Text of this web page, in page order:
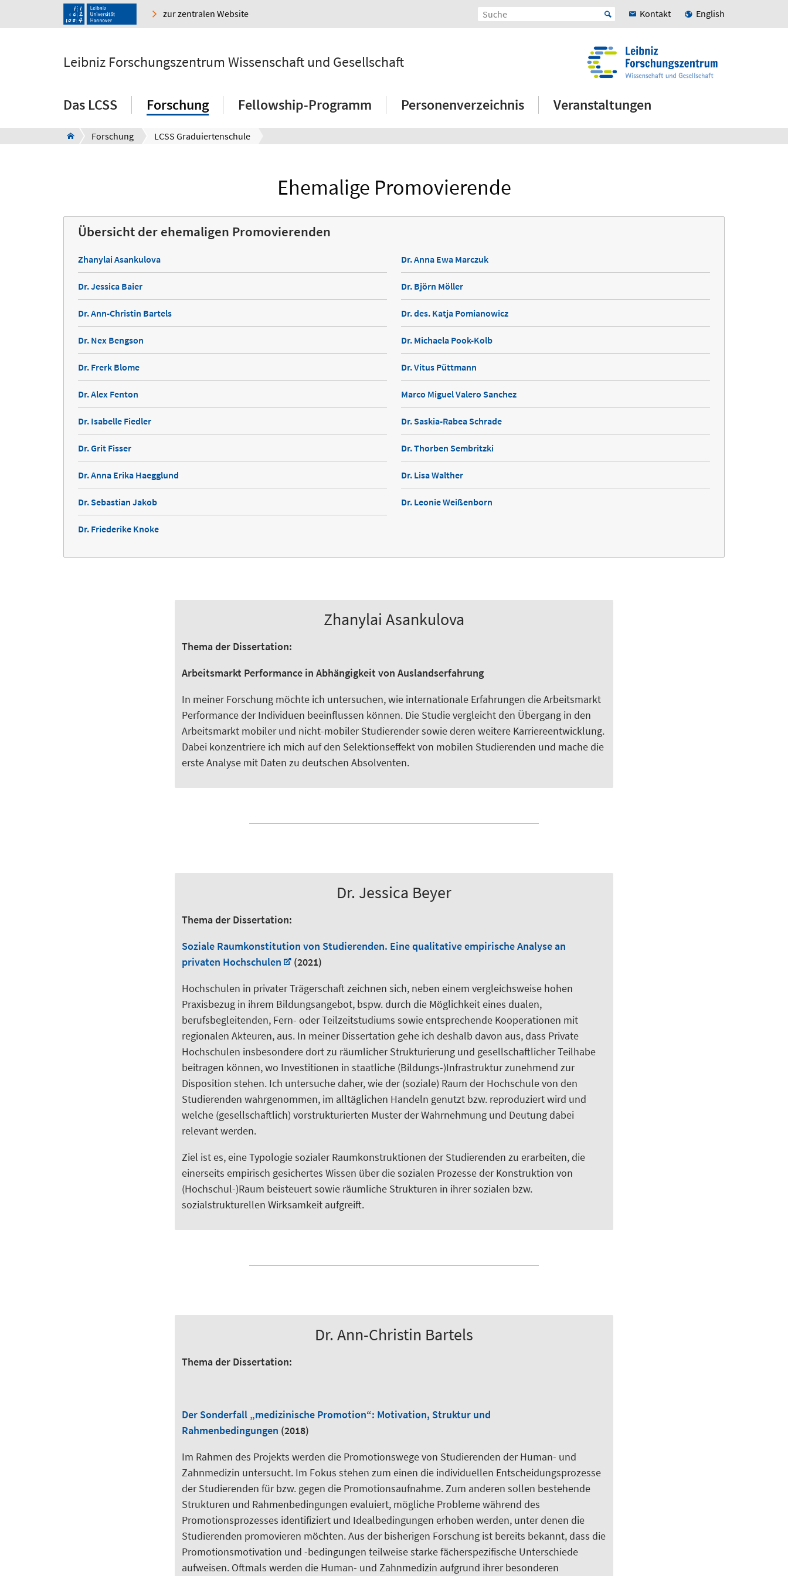
zur zentralen Website Kontakt English
Leibniz Forschungszentrum Wissenschaft und Gesellschaft
Das LCSS Forschung Fellowship-Programm Personenverzeichnis Veranstaltungen
Forschung LCSS Graduiertenschule
Ehemalige Promovierende
Übersicht der ehemaligen Promovierenden
Zhanylai Asankulova
Dr. Jessica Baier
Dr. Ann-Christin Bartels
Dr. Nex Bengson
Dr. Frerk Blome
Dr. Alex Fenton
Dr. Isabelle Fiedler
Dr. Grit Fisser
Dr. Anna Erika Haegglund
Dr. Sebastian Jakob
Dr. Friederike Knoke
Dr. Anna Ewa Marczuk
Dr. Björn Möller
Dr. des. Katja Pomianowicz
Dr. Michaela Pook-Kolb
Dr. Vitus Püttmann
Marco Miguel Valero Sanchez
Dr. Saskia-Rabea Schrade
Dr. Thorben Sembritzki
Dr. Lisa Walther
Dr. Leonie Weißenborn
Zhanylai Asankulova
Thema der Dissertation:
Arbeitsmarkt Performance in Abhängigkeit von Auslandserfahrung
In meiner Forschung möchte ich untersuchen, wie internationale Erfahrungen die Arbeitsmarkt
Performance der Individuen beeinflussen können. Die Studie vergleicht den Übergang in den
Arbeitsmarkt mobiler und nicht-mobiler Studierender sowie deren weitere Karriereentwicklung.
Dabei konzentriere ich mich auf den Selektionseffekt von mobilen Studierenden und mache die
erste Analyse mit Daten zu deutschen Absolventen.
Dr. Jessica Beyer
Thema der Dissertation:
Soziale Raumkonstitution von Studierenden. Eine qualitative empirische Analyse an
privaten Hochschulen
(2021)
Hochschulen in privater Trägerschaft zeichnen sich, neben einem vergleichsweise hohen
Praxisbezug in ihrem Bildungsangebot, bspw. durch die Möglichkeit eines dualen,
berufsbegleitenden, Fern- oder Teilzeitstudiums sowie entsprechende Kooperationen mit
regionalen Akteuren, aus. In meiner Dissertation gehe ich deshalb davon aus, dass Private
Hochschulen insbesondere dort zu räumlicher Strukturierung und gesellschaftlicher Teilhabe
beitragen können, wo Investitionen in staatliche (Bildungs-)Infrastruktur zunehmend zur
Disposition stehen. Ich untersuche daher, wie der (soziale) Raum der Hochschule von den
Studierenden wahrgenommen, im alltäglichen Handeln genutzt bzw. reproduziert wird und
welche (gesellschaftlich) vorstrukturierten Muster der Wahrnehmung und Deutung dabei
relevant werden.
Ziel ist es, eine Typologie sozialer Raumkonstruktionen der Studierenden zu erarbeiten, die
einerseits empirisch gesichertes Wissen über die sozialen Prozesse der Konstruktion von
(Hochschul-)Raum beisteuert sowie räumliche Strukturen in ihrer sozialen bzw.
sozialstrukturellen Wirksamkeit aufgreift.
Dr. Ann-Christin Bartels
Thema der Dissertation:
Der Sonderfall „medizinische Promotion“: Motivation, Struktur und
Rahmenbedingungen (2018)
Im Rahmen des Projekts werden die Promotionswege von Studierenden der Human- und
Zahnmedizin untersucht. Im Fokus stehen zum einen die individuellen Entscheidungsprozesse
der Studierenden für bzw. gegen die Promotionsaufnahme. Zum anderen sollen bestehende
Strukturen und Rahmenbedingungen evaluiert, mögliche Probleme während des
Promotionsprozesses identifiziert und Idealbedingungen erhoben werden, unter denen die
Studierenden promovieren möchten. Aus der bisherigen Forschung ist bereits bekannt, dass die
Promotionsmotivation und -bedingungen teilweise starke fächerspezifische Unterschiede
aufweisen. Oftmals werden die Human- und Zahnmedizin aufgrund ihrer besonderen